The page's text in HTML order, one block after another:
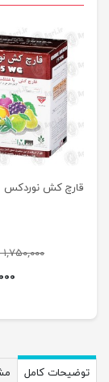
قارچ کش نوردکس 1 کیلوگرم
۱,۷۵۰,۰۰۰ تومان
توضیحات کامل